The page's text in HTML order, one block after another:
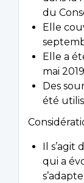
du
Elle
Elle a
mai
Des
été
Il
qui a